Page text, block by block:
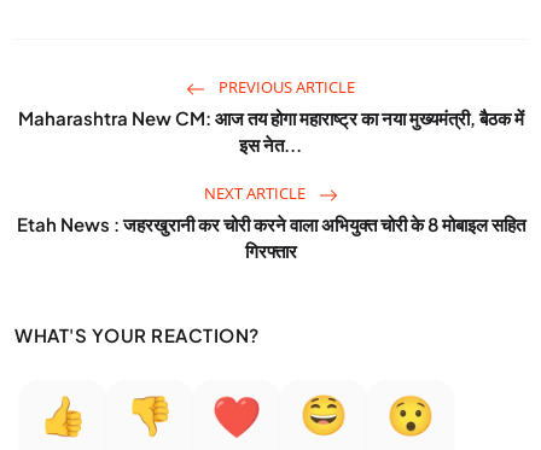
PREVIOUS ARTICLE
Maharashtra New CM: आज तय होगा महाराष्ट्र का नया मुख्यमंत्री, बैठक में
इस नेत...
NEXT ARTICLE
Etah News : जहरखुरानी कर चोरी करने वाला अभियुक्त चोरी के 8 मोबाइल सहित
गिरफ्तार
WHAT'S YOUR REACTION?